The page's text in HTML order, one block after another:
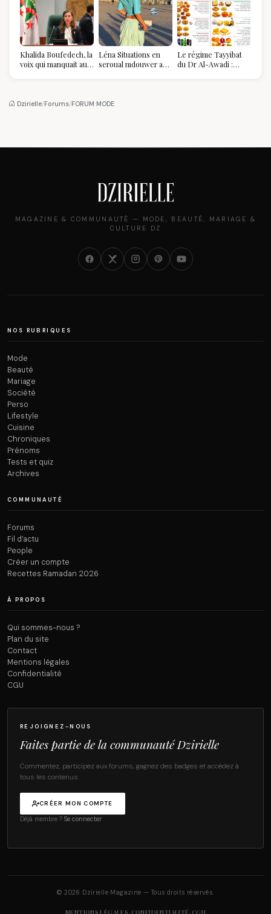
Khalida Boufedech, la
voix qui manquait au
Léna Situations en
seroual mdouwer au
pièce mode de l'été
Le régime Tayyibat
du Dr Al-Awadi :
Dzirielle/Forums/FORUM MODE
MAGAZINE & COMMUNAUTÉ — MODE, BEAUTÉ, MARIAGE &
CULTURE DZ
NOS RUBRIQUES
Mode
Beauté
Mariage
Société
Perso
Lifestyle
Cuisine
Chroniques
Prénoms
Tests et quiz
Archives
COMMUNAUTÉ
Forums
Fil d’actu
People
Créer un compte
Recettes Ramadan 2026
À PROPOS
Qui sommes-nous ?
Plan du site
Contact
Mentions légales
Confidentialité
CGU
REJOIGNEZ-NOUS
Faites partie de la communauté Dzirielle
Commentez, participez aux forums, gagnez des badges et accédez à
tous les contenus.
CRÉER MON COMPTE
Déjà membre ? Se connecter
© 2026 Dzirielle Magazine — Tous droits réservés.
MENTIONS LÉGALES CONFIDENTIALITÉ CGU